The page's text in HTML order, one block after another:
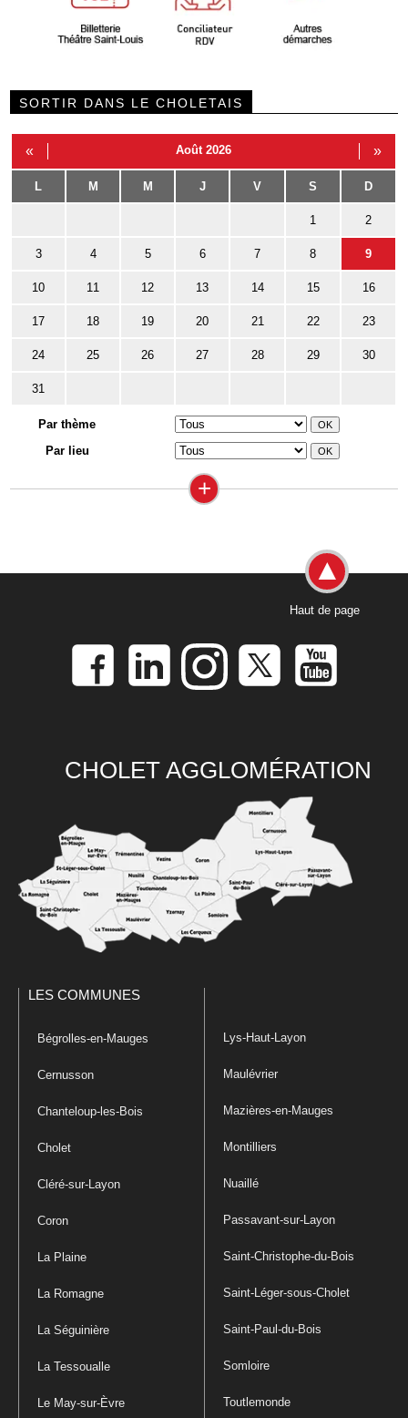
SORTIR DANS LE CHOLETAIS
« Août 2026 »
L M M J V S D
1 2
3 4 5 6 7 8 9
10 11 12 13 14 15 16
17 18 19 20 21 22 23
24 25 26 27 28 29 30
31
Par thème
Par lieu
+
Haut de page
CHOLET AGGLOMÉRATION
LES COMMUNES
Bégrolles-en-Mauges
Cernusson
Chanteloup-les-Bois
Cholet
Cléré-sur-Layon
Coron
La Plaine
La Romagne
La Séguinière
La Tessoualle
Le May-sur-Èvre
Lys-Haut-Layon
Maulévrier
Mazières-en-Mauges
Montilliers
Nuaillé
Passavant-sur-Layon
Saint-Christophe-du-Bois
Saint-Léger-sous-Cholet
Saint-Paul-du-Bois
Somloire
Toutlemonde